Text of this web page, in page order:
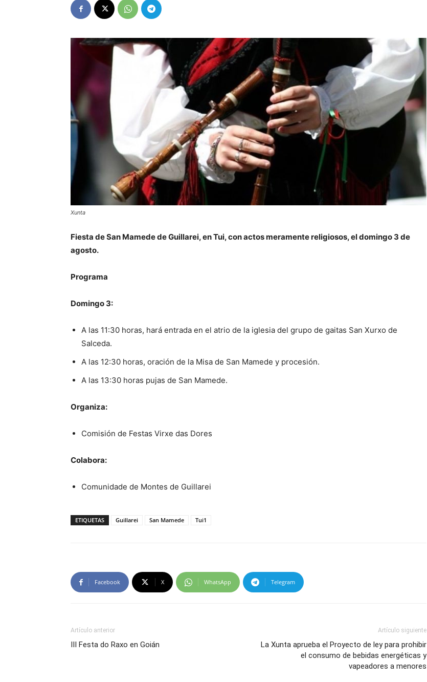
Xunta
Fiesta de San Mamede de Guillarei, en Tui, con actos meramente religiosos, el domingo 3 de
agosto.
Programa
Domingo 3:
A las 11:30 horas, hará entrada en el atrio de la iglesia del grupo de gaitas San Xurxo de
Salceda.
A las 12:30 horas, oración de la Misa de San Mamede y procesión.
A las 13:30 horas pujas de San Mamede.
Organiza:
Comisión de Festas Virxe das Dores
Colabora:
Comunidade de Montes de Guillarei
ETIQUETAS Guillarei San Mamede Tui1
Facebook X WhatsApp Telegram
Artículo anterior
III Festa do Raxo en Goián
Artículo siguiente
La Xunta aprueba el Proyecto de ley para prohibir
el consumo de bebidas energéticas y
vapeadores a menores